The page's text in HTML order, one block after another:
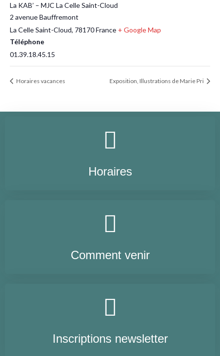
La KAB’ – MJC La Celle Saint-Cloud
2 avenue Bauffremont
La Celle Saint-Cloud, 78170France + Google Map
Téléphone
01.39.18.45.15
Horaires vacances Exposition, Illustrations de Marie Pri
Horaires
Comment venir
Inscriptions newsletter